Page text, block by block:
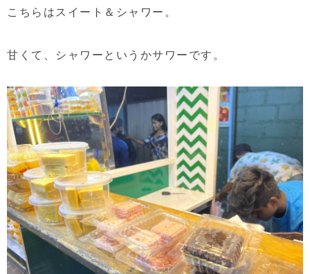
こちらはスイート＆シャワー。
甘くて、シャワーというかサワーです。